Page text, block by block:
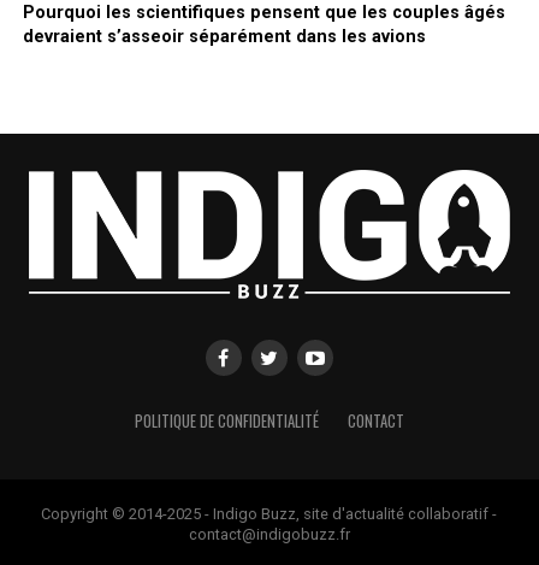
Pourquoi les scientifiques pensent que les couples âgés
devraient s’asseoir séparément dans les avions
POLITIQUE DE CONFIDENTIALITÉ CONTACT
Copyright © 2014-2025 - Indigo Buzz, site d'actualité collaboratif -
contact@indigobuzz.fr